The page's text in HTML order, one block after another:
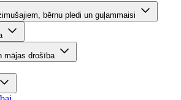
bērnu pledi un guļammaisi
mājas drošība